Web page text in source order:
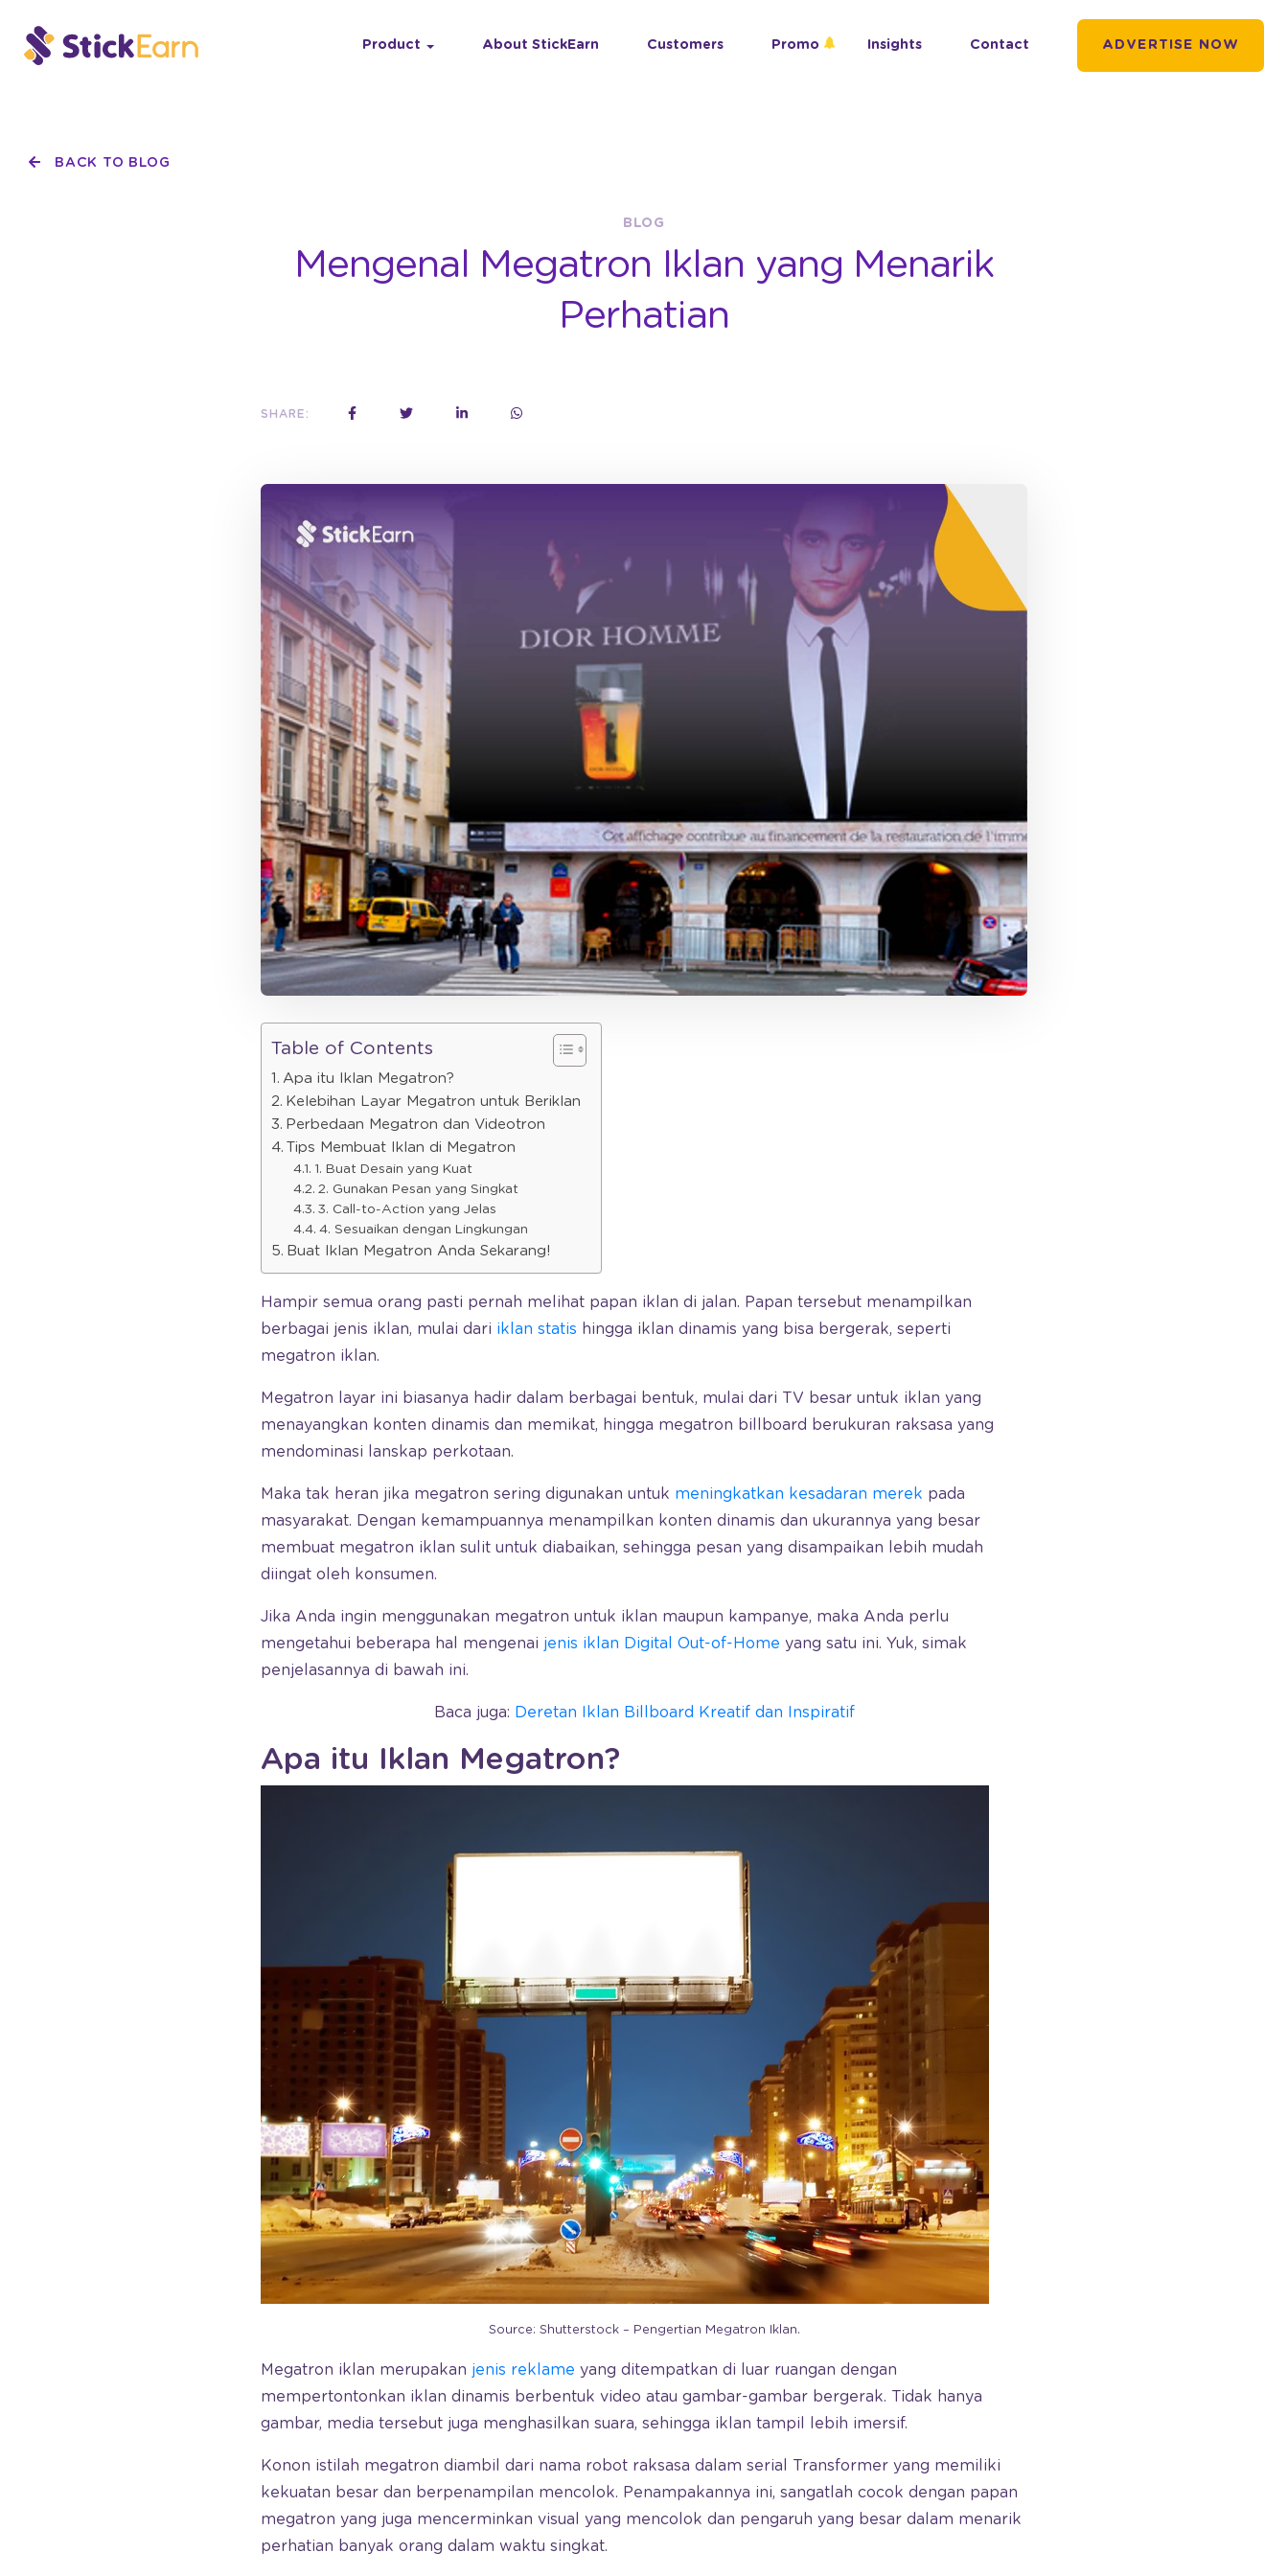
Product About StickEarn Customers Promo Insights Contact ADVERTISE NOW
BACK TO BLOG
BLOG
Mengenal Megatron Iklan yang Menarik
Perhatian
SHARE:
Table of Contents
Apa itu Iklan Megatron?
Kelebihan Layar Megatron untuk Beriklan
Perbedaan Megatron dan Videotron
Tips Membuat Iklan di Megatron
1. Buat Desain yang Kuat
2. Gunakan Pesan yang Singkat
3. Call-to-Action yang Jelas
4. Sesuaikan dengan Lingkungan
Buat Iklan Megatron Anda Sekarang!
Hampir semua orang pasti pernah melihat papan iklan di jalan. Papan tersebut menampilkan
berbagai jenis iklan, mulai dari iklan statis hingga iklan dinamis yang bisa bergerak, seperti
megatron iklan.
Megatron layar ini biasanya hadir dalam berbagai bentuk, mulai dari TV besar untuk iklan yang
menayangkan konten dinamis dan memikat, hingga megatron billboard berukuran raksasa yang
mendominasi lanskap perkotaan.
Maka tak heran jika megatron sering digunakan untuk meningkatkan kesadaran merek pada
masyarakat. Dengan kemampuannya menampilkan konten dinamis dan ukurannya yang besar
membuat megatron iklan sulit untuk diabaikan, sehingga pesan yang disampaikan lebih mudah
diingat oleh konsumen.
Jika Anda ingin menggunakan megatron untuk iklan maupun kampanye, maka Anda perlu
mengetahui beberapa hal mengenai jenis iklan Digital Out-of-Home yang satu ini. Yuk, simak
penjelasannya di bawah ini.
Baca juga: Deretan Iklan Billboard Kreatif dan Inspiratif
Apa itu Iklan Megatron?
Source: Shutterstock – Pengertian Megatron Iklan.
Megatron iklan merupakan jenis reklame yang ditempatkan di luar ruangan dengan
mempertontonkan iklan dinamis berbentuk video atau gambar-gambar bergerak. Tidak hanya
gambar, media tersebut juga menghasilkan suara, sehingga iklan tampil lebih imersif.
Konon istilah megatron diambil dari nama robot raksasa dalam serial Transformer yang memiliki
kekuatan besar dan berpenampilan mencolok. Penampakannya ini, sangatlah cocok dengan papan
megatron yang juga mencerminkan visual yang mencolok dan pengaruh yang besar dalam menarik
perhatian banyak orang dalam waktu singkat.